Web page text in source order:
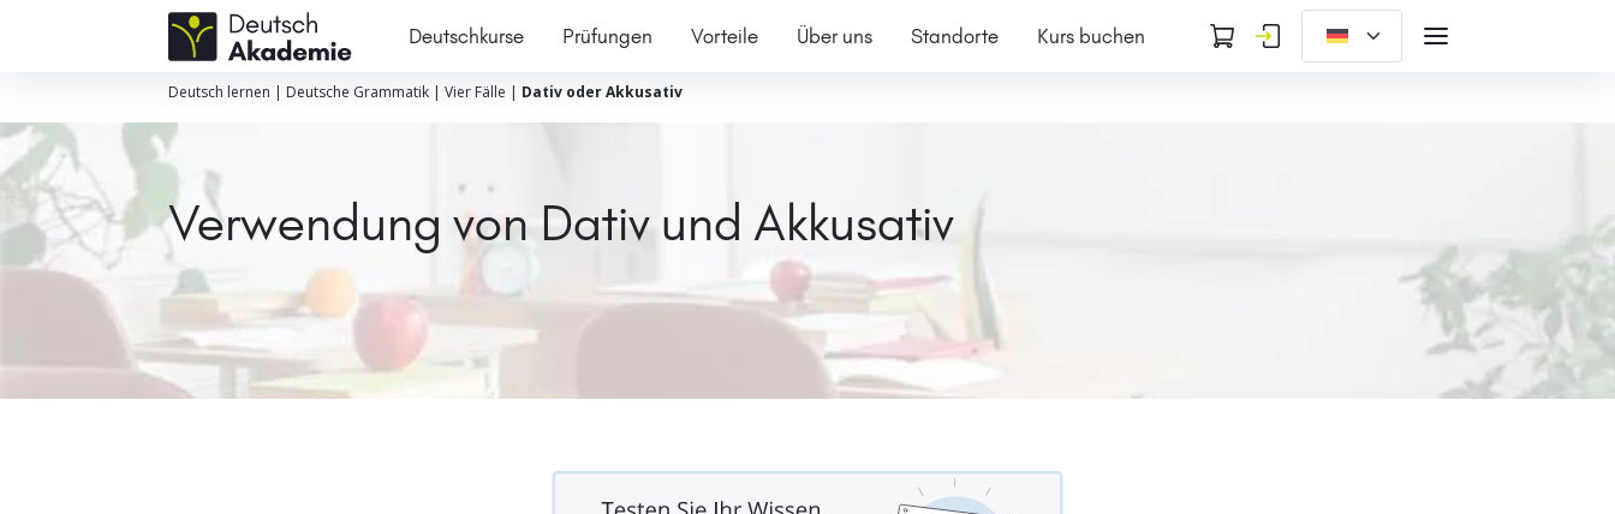
Deutschkurse Prüfungen Vorteile Über uns Standorte Kurs buchen
Deutsch lernen | Deutsche Grammatik| Vier Fälle | Dativ oder Akkusativ
Verwendung von Dativ und Akkusativ